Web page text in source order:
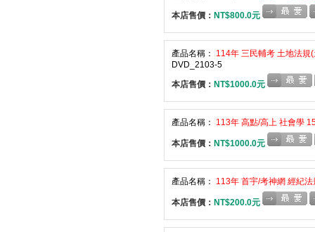
本店售價： NT$800.0元
產品名稱：
114年 三民輔考 土地法
DVD_2103-5
本店售價： NT$1000.0元
產品名稱： 113年 高點/高上 社會學
本店售價： NT$1000.0元
產品名稱： 113年 首宇/考神網 經紀
本店售價： NT$200.0元